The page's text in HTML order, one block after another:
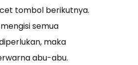
tombol berikutnya.
semua
maka
abu-abu.